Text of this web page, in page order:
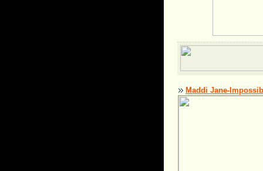
Maddi Jane-